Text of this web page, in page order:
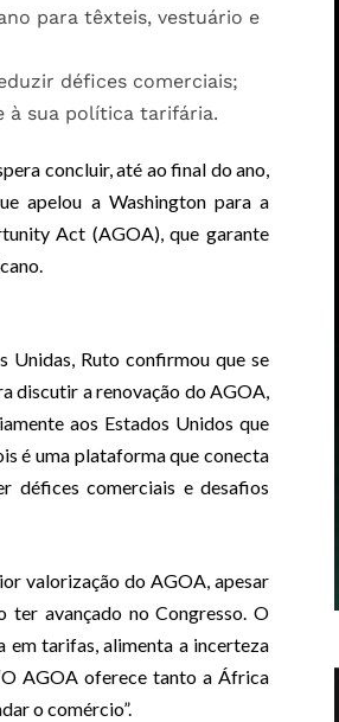
para têxteis, vestuário e
défices comerciais;
à sua política tarifária.
concluir, até ao final do ano,
apelou a Washington para a
Act (AGOA), que garante
Unidas, Ruto confirmou que se
discutir a renovação do AGOA,
aos Estados Unidos que
é uma plataforma que conecta
défices comerciais e desafios
valorização do AGOA, apesar
ter avançado no Congresso. O
em tarifas, alimenta a incerteza
AGOA oferece tanto a África
o comércio”.